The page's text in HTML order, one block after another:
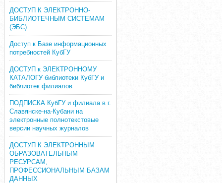
ДОСТУП К ЭЛЕКТРОННО-
БИБЛИОТЕЧНЫМ СИСТЕМАМ
(ЭБС)
Доступ к Базе информационных
потребностей КубГУ
ДОСТУП к ЭЛЕКТРОННОМУ
КАТАЛОГУ библиотеки КубГУ и
библиотек филиалов
ПОДПИСКА КубГУ и филиала в г.
Славянске-на-Кубани на
электронные полнотекстовые
версии научных журналов
ДОСТУП К ЭЛЕКТРОННЫМ
ОБРАЗОВАТЕЛЬНЫМ
РЕСУРСАМ,
ПРОФЕССИОНАЛЬНЫМ БАЗАМ
ДАННЫХ